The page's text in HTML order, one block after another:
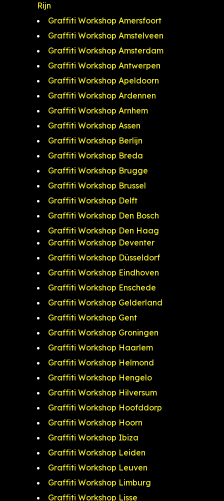
Rijn
Graffiti Workshop Amersfoort
Graffiti Workshop Amstelveen
Graffiti Workshop Amsterdam
Graffiti Workshop Antwerpen
Graffiti Workshop Apeldoorn
Graffiti Workshop Ardennen
Graffiti Workshop Arnhem
Graffiti Workshop Assen
Graffiti Workshop Berlijn
Graffiti Workshop Breda
Graffiti Workshop Brugge
Graffiti Workshop Brussel
Graffiti Workshop Delft
Graffiti Workshop Den Bosch
Graffiti Workshop Den Haag
Graffiti Workshop Deventer
Graffiti Workshop Düsseldorf
Graffiti Workshop Eindhoven
Graffiti Workshop Enschede
Graffiti Workshop Gelderland
Graffiti Workshop Gent
Graffiti Workshop Groningen
Graffiti Workshop Haarlem
Graffiti Workshop Helmond
Graffiti Workshop Hengelo
Graffiti Workshop Hilversum
Graffiti Workshop Hoofddorp
Graffiti Workshop Hoorn
Graffiti Workshop Ibiza
Graffiti Workshop Leiden
Graffiti Workshop Leuven
Graffiti Workshop Limburg
Graffiti Workshop Lisse